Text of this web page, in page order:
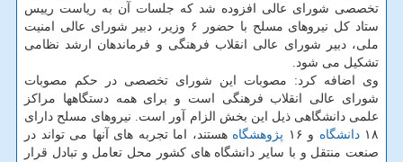
تخصصی شورای عالی افزوده شد که جلسات آن به ریاست رییس
ستاد کل نیروهای مسلح با حضور ۶ وزیر، دبیر شورای عالی امنیت
ملی، دبیر شورای عالی انقلاب فرهنگی و فرماندهان ارشد نظامی
تشکیل می شود.
وی اضافه کرد: مصوبات این شورای تخصصی در حکم مصوبات
شورای عالی انقلاب فرهنگی است و برای همه دستگاهها مراکز
علمی دانشگاهی ذیل این بخش الزام آور است. نیروهای مسلح دارای
۱۸ دانشگاه و ۱۶ پژوهشگاه هستند، اما تجربه های آنها می تواند در
صنعت منتقل و با سایر دانشگاه های کشور محل تعامل و تبادل قرار